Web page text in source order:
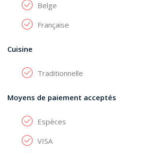
Belge
Française
Cuisine
Traditionnelle
Moyens de paiement acceptés
Espèces
VISA